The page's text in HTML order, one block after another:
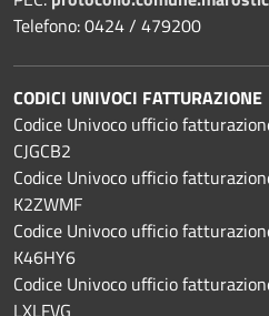
Telefono: 0424 / 479200
CODICI UNIVOCI FATTURAZIONE
Codice Univoco ufficio
CJGCB2
Codice Univoco ufficio
K2ZWMF
Codice Univoco ufficio
K46HY6
Codice Univoco ufficio
LXLFVG